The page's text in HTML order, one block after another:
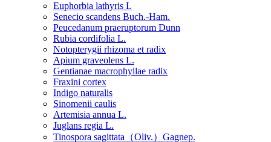
Euphorbia lathyris L
Senecio scandens Buch.-Ham.
Peucedanum praeruptorum Dunn
Rubia cordifolia L.
Notopterygii rhizoma et radix
Apium graveolens L.
Gentianae macrophyllae radix
Fraxini cortex
Indigo naturalis
Sinomenii caulis
Artemisia annua L.
Juglans regia L.
Tinospora sagittata（Oliv.）Gagnep.